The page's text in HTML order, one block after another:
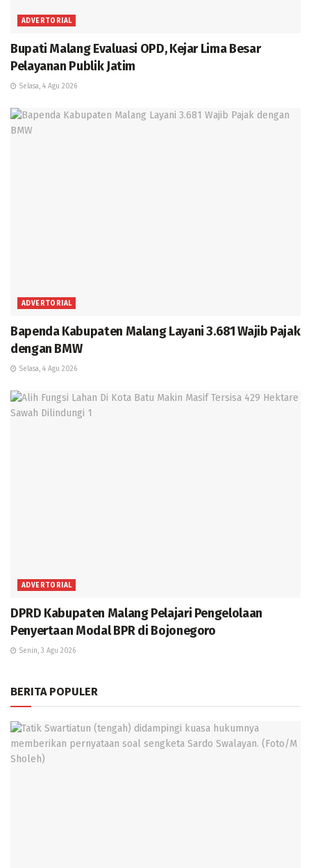
ADVERTORIAL
Bupati Malang Evaluasi OPD, Kejar Lima Besar
Pelayanan Publik Jatim
Selasa, 4 Agu 2026
ADVERTORIAL
Bapenda Kabupaten Malang Layani 3.681 Wajib Pajak
dengan BMW
Selasa, 4 Agu 2026
ADVERTORIAL
DPRD Kabupaten Malang Pelajari Pengelolaan
Penyertaan Modal BPR di Bojonegoro
Senin, 3 Agu 2026
BERITA POPULER